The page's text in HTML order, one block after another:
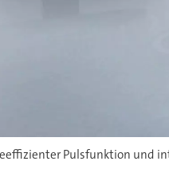
Pulsfunktion und